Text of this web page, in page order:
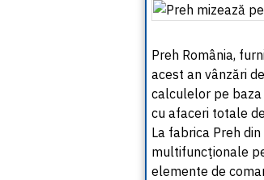
Preh România,
acest an vânzări
calculelor pe baza
cu afaceri totale
La fabrica Preh
multifuncţionale
elemente de